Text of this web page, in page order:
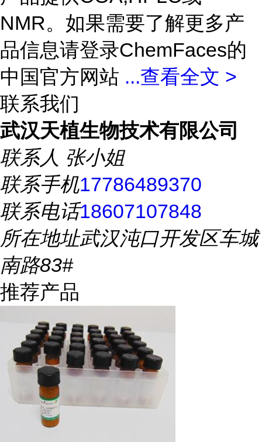
NMR。如果需要了解更多产
品信息请登录ChemFaces的
中国官方网站 ...查看全文 >
联系我们
武汉天植生物技术有限公司
联系人 张小姐
联系手机17786489370
联系电话18607107848
所在地址武汉沌口开发区车城
南路83#
推荐产品